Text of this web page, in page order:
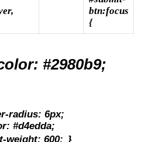
btn:focus
{
#2980b9;
radius: 6px;
#d4edda;
weight: 600; }